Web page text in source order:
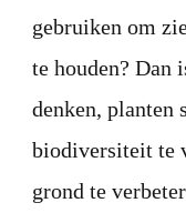
gebruiken om
te houden? Dan
denken, planten
biodiversiteit te
grond te